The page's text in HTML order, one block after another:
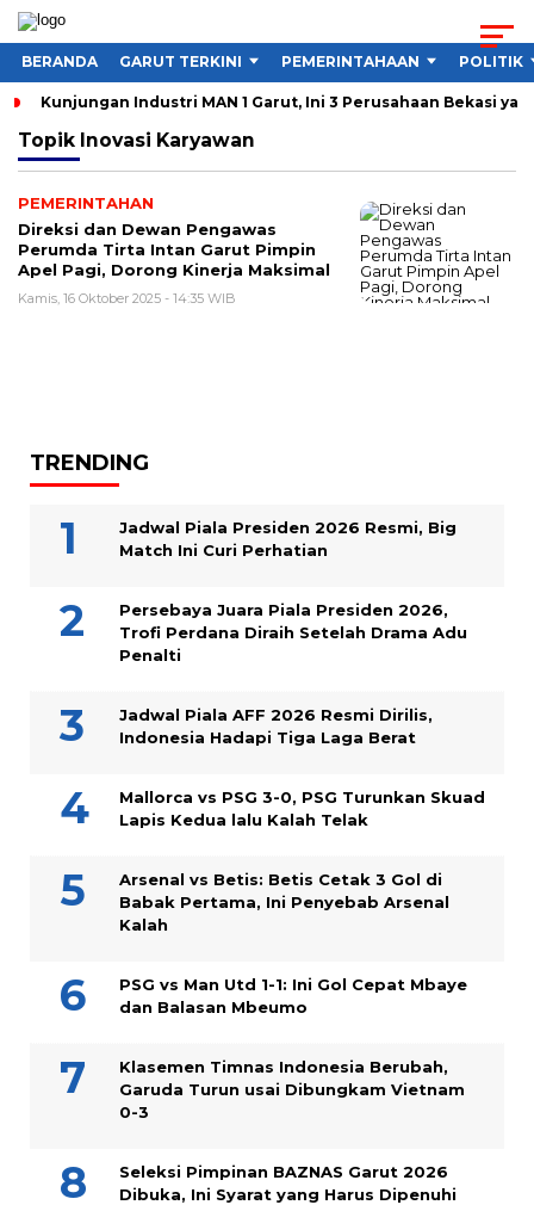
BERANDA GARUT TERKINI PEMERINTAHAAN POLITIK
Kunjungan Industri MAN 1 Garut, Ini 3 Perusahaan Bekasi
Topik Inovasi Karyawan
PEMERINTAHAN
Direksi dan Dewan Pengawas
Perumda Tirta Intan Garut Pimpin
Apel Pagi, Dorong Kinerja Maksimal
Kamis, 16 Oktober 2025 - 14:35 WIB
TRENDING
Jadwal Piala Presiden 2026 Resmi, Big
Match Ini Curi Perhatian
Persebaya Juara Piala Presiden 2026,
Trofi Perdana Diraih Setelah Drama Adu
Penalti
Jadwal Piala AFF 2026 Resmi Dirilis,
Indonesia Hadapi Tiga Laga Berat
Mallorca vs PSG 3-0, PSG Turunkan Skuad
Lapis Kedua lalu Kalah Telak
Arsenal vs Betis: Betis Cetak 3 Gol di
Babak Pertama, Ini Penyebab Arsenal
Kalah
PSG vs Man Utd 1-1: Ini Gol Cepat Mbaye
dan Balasan Mbeumo
Klasemen Timnas Indonesia Berubah,
Garuda Turun usai Dibungkam Vietnam
0-3
Seleksi Pimpinan BAZNAS Garut 2026
Dibuka, Ini Syarat yang Harus Dipenuhi